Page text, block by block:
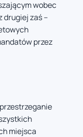
wobec
drugiej zaś –
przez
miejsca